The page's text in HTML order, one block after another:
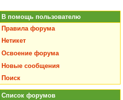
В помощь пользователю
Правила форума
Нетикет
Освоение форума
Новые сообщения
Поиск
Список форумов